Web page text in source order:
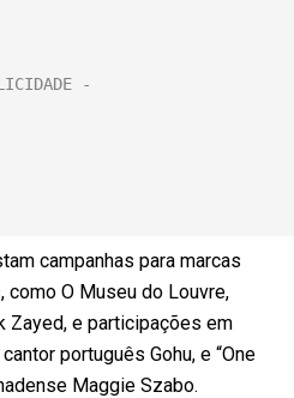
campanhas para marcas
como O Museu do Louvre,
Zayed, e participações em
português Gohu, e “One
Maggie Szabo.